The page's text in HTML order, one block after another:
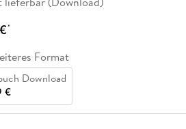
*
Format
Download
€